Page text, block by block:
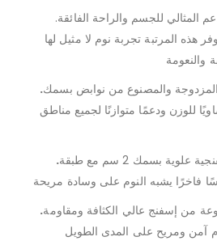
هذه المرتبة تجربة نوم لا مثيل لها
والمصنوع من نوابض بسمك
للوزن ودعمًا متوازنًا لجميع مناطق
طبقة إسفنجية علوية بسمك 2 سم مع طبقة
من إسفنج عالي الكثافة ومقاومة